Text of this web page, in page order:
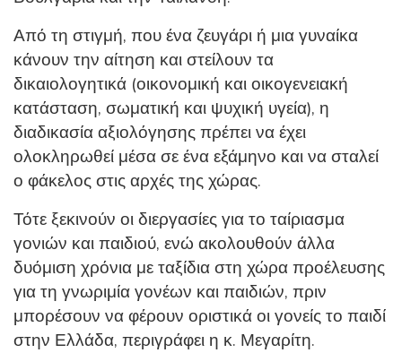
Από τη στιγμή, που ένα ζευγάρι ή μια γυναίκα
κάνουν την αίτηση και στείλουν τα
δικαιολογητικά (οικονομική και οικογενειακή
κατάσταση, σωματική και ψυχική υγεία), η
διαδικασία αξιολόγησης πρέπει να έχει
ολοκληρωθεί μέσα σε ένα εξάμηνο και να σταλεί
ο φάκελος στις αρχές της χώρας.
Τότε ξεκινούν οι διεργασίες για το ταίριασμα
γονιών και παιδιού, ενώ ακολουθούν άλλα
δυόμιση χρόνια με ταξίδια στη χώρα προέλευσης
για τη γνωριμία γονέων και παιδιών, πριν
μπορέσουν να φέρουν οριστικά οι γονείς το παιδί
στην Ελλάδα, περιγράφει η κ. Μεγαρίτη.